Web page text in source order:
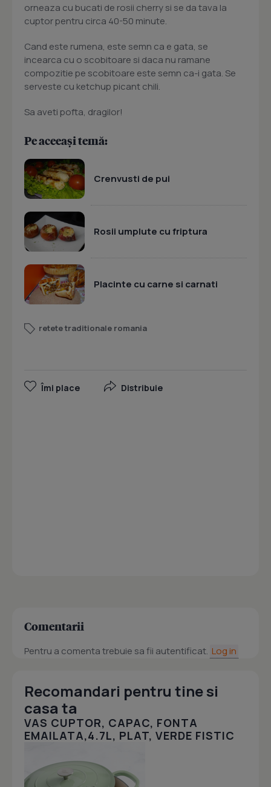
orneaza cu bucati de rosii cherry si se da tava la
cuptor pentru circa 40-50 minute.
Cand este rumena, este semn ca e gata, se
incearca cu o scobitoare si daca nu ramane
compozitie pe scobitoare este semn ca-i gata. Se
serveste cu ketchup picant chili.
Sa aveti pofta, dragilor!
Pe aceeași temă:
Crenvusti de pui
Rosii umplute cu friptura
Placinte cu carne si carnati
retete traditionale romania
Îmi place Distribuie
Comentarii
Pentru a comenta trebuie sa fii autentificat. Log in
Recomandari pentru tine si
casa ta
VAS CUPTOR, CAPAC, FONTA
EMAILATA,4.7L, PLAT, VERDE FISTIC